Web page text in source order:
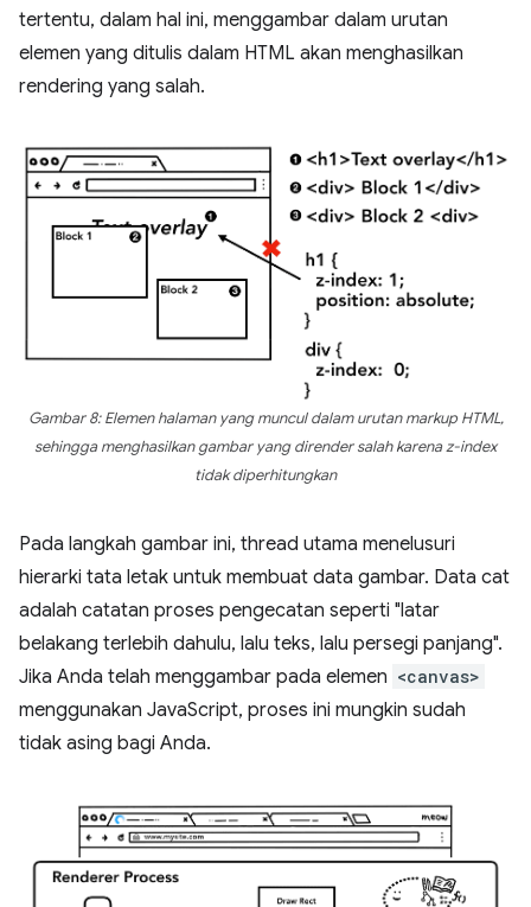
tertentu, dalam hal ini, menggambar dalam urutan
elemen yang ditulis dalam HTML akan menghasilkan
rendering yang salah.
Gambar 8: Elemen halaman yang muncul dalam urutan markup HTML,
sehingga menghasilkan gambar yang dirender salah karena z-index
tidak diperhitungkan
Pada langkah gambar ini, thread utama menelusuri
hierarki tata letak untuk membuat data gambar. Data cat
adalah catatan proses pengecatan seperti "latar
belakang terlebih dahulu, lalu teks, lalu persegi panjang".
Jika Anda telah menggambar pada elemen <canvas>
menggunakan JavaScript, proses ini mungkin sudah
tidak asing bagi Anda.